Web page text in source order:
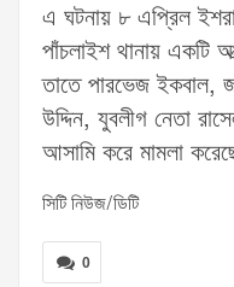
এ ঘটনায় ৮ এপ্রিল
পাঁচলাইশ থানায় একটি
তাতে পারভেজ ইকবাল,
উদ্দিন, যুবলীগ নেতা
আসামি করে মামলা
সিটি নিউজ/ডিটি
0